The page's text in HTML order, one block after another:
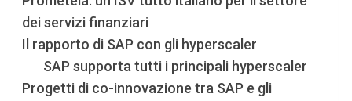
dei servizi finanziari
Il rapporto di SAP con gli hyperscaler
SAP supporta tutti i principali hyperscaler
Progetti di co-innovazione tra SAP e gli